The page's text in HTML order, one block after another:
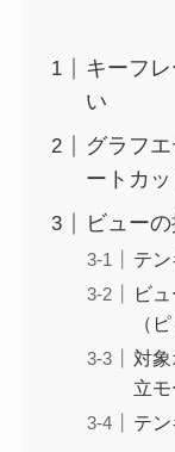
キーフ
い
グラフ
ートカ
ビュー
テ
ビ
（
対
立モ
テ